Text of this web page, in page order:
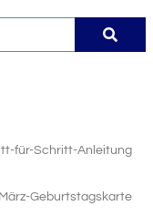
für-Schritt-Anleitung
Geburtstagskarte